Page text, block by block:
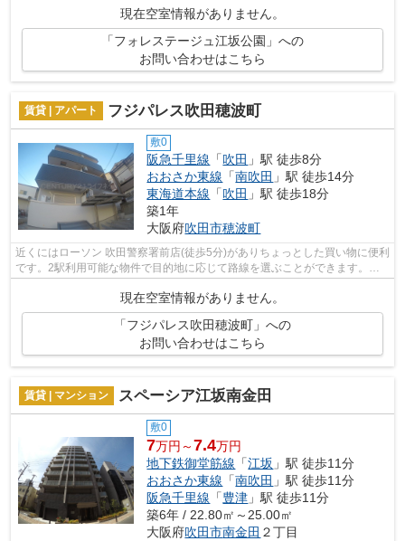
現在空室情報がありません。
「フォレステージュ江坂公園」への
お問い合わせはこちら
賃貸 | アパート フジパレス吹田穂波町
敷0
阪急千里線 「吹田 」駅 徒歩8分
おおさか東線 「南吹田 」駅 徒歩14分
東海道本線 「吹田 」駅 徒歩18分
築1年
大阪府吹田市穂波町
近くにはローソン 吹田警察署前店(徒歩5分)がありちょっとした買い物に便利
です。2駅利用可能な物件で目的地に応じて路線を選ぶことができます。敷
現在空室情報がありません。
「フジパレス吹田穂波町」への
お問い合わせはこちら
賃貸 | マンション スペーシア江坂南金田
敷0
7万円～7.4万円
地下鉄御堂筋線 「江坂 」駅 徒歩11分
おおさか東線 「南吹田 」駅 徒歩11分
阪急千里線 「豊津 」駅 徒歩11分
築6年 / 22.80㎡～25.00㎡
大阪府吹田市南金田 ２丁目